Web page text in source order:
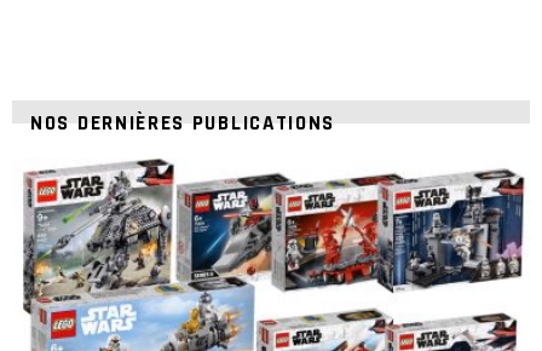
NOS DERNIÈRES PUBLICATIONS